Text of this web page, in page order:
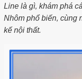
Line là gì, khám phá
Nhôm phổ biến, cùng
kế nội thất.